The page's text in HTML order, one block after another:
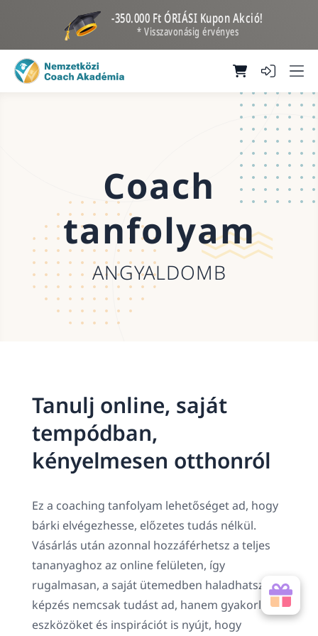
-350.000 Ft ÓRIÁSI Kupon Akció!
* Visszavonásig érvényes
Coach
tanfolyam
ANGYALDOMB
Tanulj online, saját
tempódban,
kényelmesen otthonról
Ez a coaching tanfolyam lehetőséget ad, hogy
bárki elvégezhesse, előzetes tudás nélkül.
Vásárlás után azonnal hozzáférhetsz a teljes
tananyaghoz az online felületen, így
rugalmasan, a saját ütemedben haladhatsz. A
képzés nemcsak tudást ad, hanem gyakorlati
eszközöket és inspirációt is nyújt, hogy